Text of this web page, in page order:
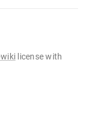
license with